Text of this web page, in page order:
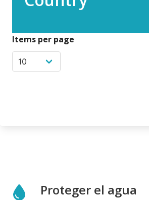
Items per page
Proteger el agua